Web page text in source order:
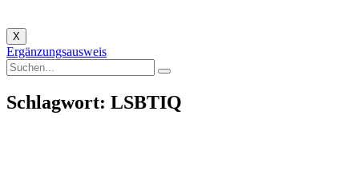
X
Ergänzungsausweis
Schlagwort: LSBTIQ